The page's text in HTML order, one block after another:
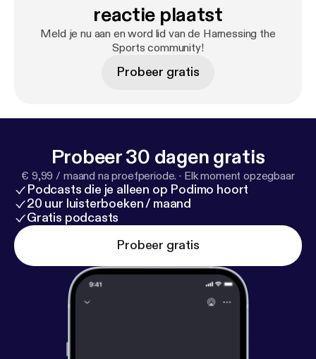
reactie plaatst
Meld je nu aan en word lid van de Harnessing the
Sports community!
Probeer gratis
Probeer 30 dagen gratis
€ 9,99 / maand na proefperiode. · Elk moment opzegbaar
Podcasts die je alleen op Podimo hoort
20 uur luisterboeken / maand
Gratis podcasts
Probeer gratis